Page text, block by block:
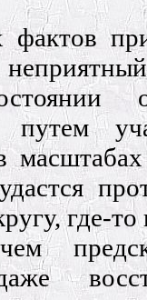
где-